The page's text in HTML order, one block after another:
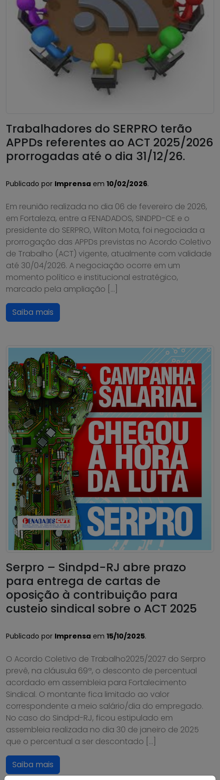
Trabalhadores do SERPRO terão
APPDs referentes ao ACT 2025/2026
prorrogadas até o dia 31/12/26.
Publicado por Imprensa em 10/02/2026.
Em reunião realizada no dia 06 de fevereiro de 2026,
em Fortaleza, entre a FENADADOS, SINDPD-CE e o
presidente do SERPRO, Wilton Mota, foi negociada a
prorrogação das APPDs previstas no Acordo Coletivo
de Trabalho (ACT) vigente, atualmente com validade
até 30/04/2026. A negociação ocorre em um
momento político e institucional estratégico,
marcado pela ampliação […]
Saiba mais
Serpro – Sindpd-RJ abre prazo
para entrega de cartas de
oposição à contribuição para
custeio sindical sobre o ACT 2025
Publicado por Imprensa em 15/10/2025.
O Acordo Coletivo de Trabalho2025/2027 do Serpro
prevê, na cláusula 69ª, o desconto de percentual
acordado em assembleia para Fortalecimento
Sindical. O montante fica limitado ao valor
correspondente a meio salário/dia do empregado.
No caso do Sindpd-RJ, ficou estipulado em
assembleia realizada no dia 30 de janeiro de 2025
que o percentual a ser descontado […]
Saiba mais